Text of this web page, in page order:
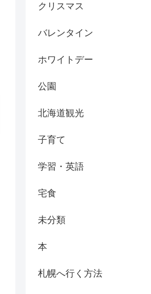
クリスマス
バレンタイン
ホワイトデー
公園
北海道観光
子育て
学習・英語
宅食
未分類
本
札幌へ行く方法